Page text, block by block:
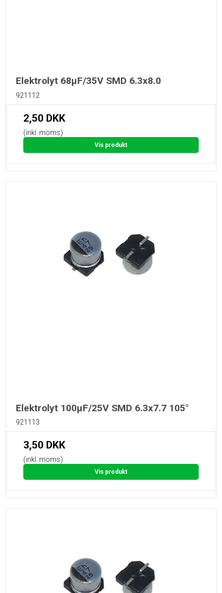
Elektrolyt 68µF/35V SMD 6.3x8.0
921112
2,50 DKK
(inkl. moms)
Vis produkt
Elektrolyt 100µF/25V SMD 6.3x7.7 105°
921113
3,50 DKK
(inkl. moms)
Vis produkt